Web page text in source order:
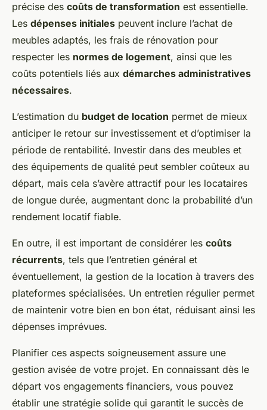
précise des coûts de transformation est essentielle.
Les dépenses initiales peuvent inclure l’achat de
meubles adaptés, les frais de rénovation pour
respecter les normes de logement, ainsi que les
coûts potentiels liés aux démarches administratives
nécessaires.
L’estimation du budget de location permet de mieux
anticiper le retour sur investissement et d’optimiser la
période de rentabilité. Investir dans des meubles et
des équipements de qualité peut sembler coûteux au
départ, mais cela s’avère attractif pour les locataires
de longue durée, augmentant donc la probabilité d’un
rendement locatif fiable.
En outre, il est important de considérer les coûts
récurrents, tels que l’entretien général et
éventuellement, la gestion de la location à travers des
plateformes spécialisées. Un entretien régulier permet
de maintenir votre bien en bon état, réduisant ainsi les
dépenses imprévues.
Planifier ces aspects soigneusement assure une
gestion avisée de votre projet. En connaissant dès le
départ vos engagements financiers, vous pouvez
établir une stratégie solide qui garantit le succès de